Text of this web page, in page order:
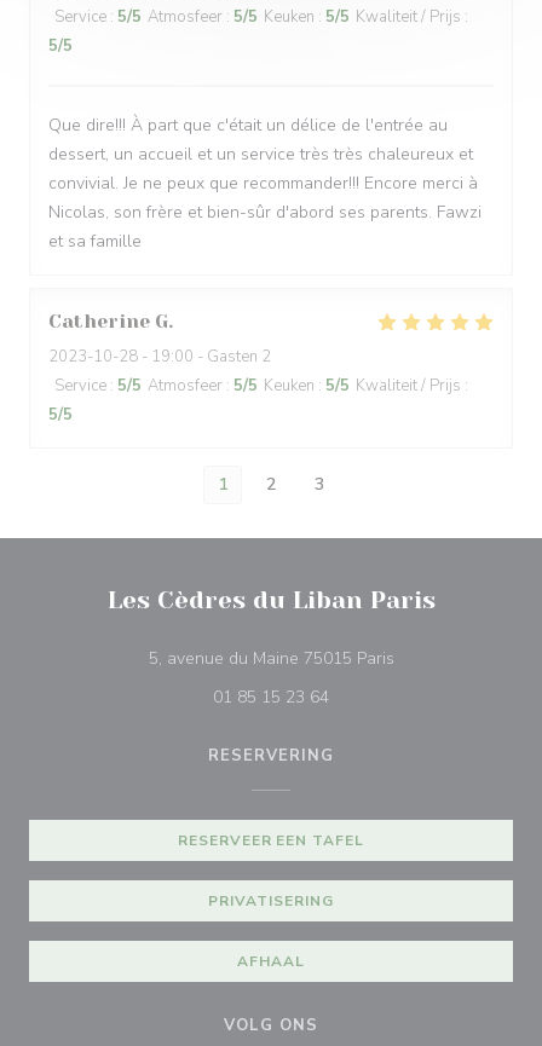
Service : 5/5 Atmosfeer : 5/5 Keuken : 5/5 Kwaliteit / Prijs :
5/5
Que dire!!! À part que c'était un délice de l'entrée au
dessert, un accueil et un service très très chaleureux et
convivial. Je ne peux que recommander!!! Encore merci à
Nicolas, son frère et bien-sûr d'abord ses parents. Fawzi
et sa famille
Catherine G
2023-10-28 - 19:00 - Gasten 2
Service : 5/5 Atmosfeer : 5/5 Keuken : 5/5 Kwaliteit / Prijs :
5/5
1 2 3
Les Cèdres du Liban Paris
5, avenue du Maine 75015 Paris((opent in een
01 85 15 23 64
RESERVERING
RESERVEER EEN TAFEL
PRIVATISERING
AFHAAL
VOLG ONS